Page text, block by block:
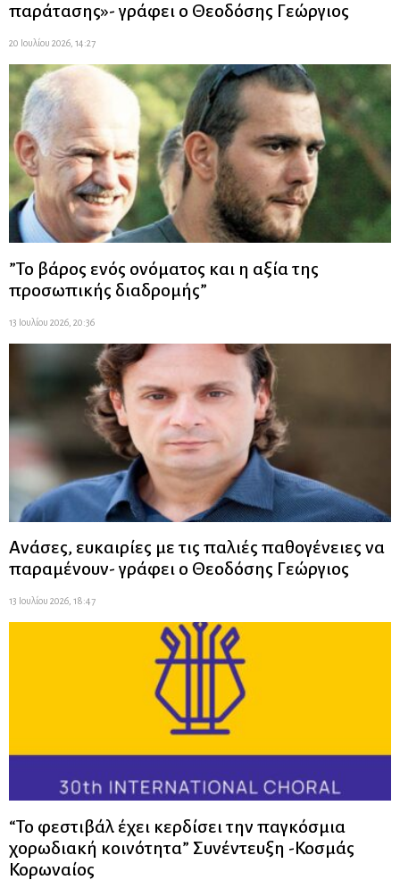
παράτασης»- γράφει ο Θεοδόσης Γεώργιος
20 Ιουλίου 2026, 14:27
”Το βάρος ενός ονόματος και η αξία της
προσωπικής διαδρομής”
13 Ιουλίου 2026, 20:36
Ανάσες, ευκαιρίες με τις παλιές παθογένειες να
παραμένουν- γράφει ο Θεοδόσης Γεώργιος
13 Ιουλίου 2026, 18:47
“Το φεστιβάλ έχει κερδίσει την παγκόσμια
χορωδιακή κοινότητα” Συνέντευξη -Κοσμάς
Κορωναίος